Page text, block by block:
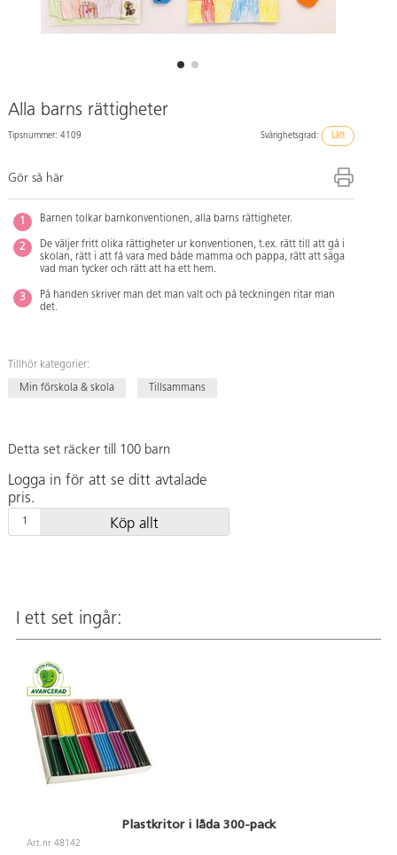
Alla barns rättigheter
Tipsnummer: 4109 Svårighetsgrad: Lätt
Gör så här
Barnen tolkar barnkonventionen, alla barns rättigheter.
De väljer fritt olika rättigheter ur konventionen, t.ex. rätt till att gå i
skolan, rätt i att få vara med både mamma och pappa, rätt att säga
vad man tycker och rätt att ha ett hem.
På handen skriver man det man valt och på teckningen ritar man
det.
Tillhör kategorier:
Min förskola & skola Tillsammans
Detta set räcker till 100 barn
Logga in för att se ditt avtalade
pris.
Köp allt
I ett set ingår:
Plastkritor i låda 300-pack
Art.nr 48142